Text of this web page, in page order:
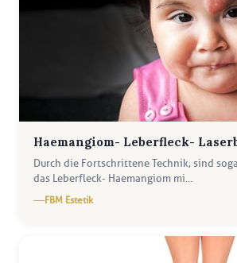
Haemangiom- Leberfleck-
Durch die Fortschrittene Technik, sind
das Leberfleck- Haemangiom mi...
FBM Estetik